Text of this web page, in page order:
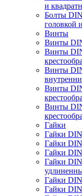
и
Болты
головкой
Винты
Винты
Винты
Винты
Винты
Винты
Гайки
Гайки
Гайки
Гайки
Гайки
Гайки
Гайки